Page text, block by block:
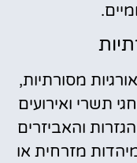
מסורתיות,
תשרי ואירועים
והאביזרים
מזרחית או